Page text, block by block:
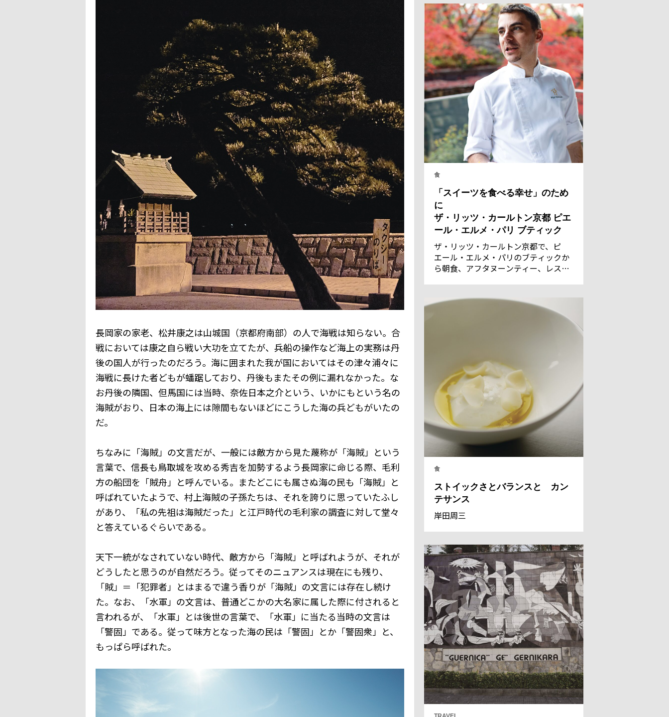
長岡家の家老、松井康之は山城国（京都府南部）の人で海戦は知らない。合
戦においては康之自ら戦い大功を立てたが、兵船の操作など海上の実務は丹
後の国人が行ったのだろう。海に囲まれた我が国においてはその津々浦々に
海戦に長けた者どもが蟠踞しており、丹後もまたその例に漏れなかった。な
お丹後の隣国、但馬国には当時、奈佐日本之介という、いかにもという名の
海賊がおり、日本の海上には隙間もないほどにこうした海の兵どもがいたの
だ。
ちなみに「海賊」の文言だが、一般には敵方から見た蔑称が「海賊」という
言葉で、信長も鳥取城を攻める秀吉を加勢するよう長岡家に命じる際、毛利
方の船団を「賊舟」と呼んでいる。またどこにも属さぬ海の民も「海賊」と
呼ばれていたようで、村上海賊の子孫たちは、それを誇りに思っていたふし
があり、「私の先祖は海賊だった」と江戸時代の毛利家の調査に対して堂々
と答えているぐらいである。
天下一統がなされていない時代、敵方から「海賊」と呼ばれようが、それが
どうしたと思うのが自然だろう。従ってそのニュアンスは現在にも残り、
「賊」＝「犯罪者」とはまるで違う香りが「海賊」の文言には存在し続け
た。なお、「水軍」の文言は、普通どこかの大名家に属した際に付されると
言われるが、「水軍」とは後世の言葉で、「水軍」に当たる当時の文言は
「警固」である。従って味方となった海の民は「警固」とか「警固衆」と、
もっぱら呼ばれた。
食
「スイーツを食べる幸せ」のため
に
ザ・リッツ・カールトン京都 ピエ
ール・エルメ・パリ ブティック
ザ・リッツ・カールトン京都で、ピ
エール・エルメ・パリのブティックか
ら朝食、アフタヌーンティー、レスト
全国からのゲストのために、今日も甘
く美しい、魔法のようなスイーツを作
食
ストイックさとバランスと カン
テサンス
岸田周三